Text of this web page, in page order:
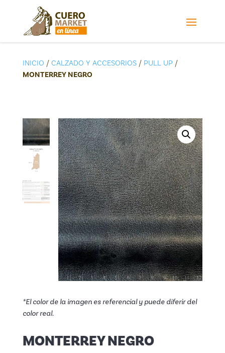
INICIO / CALZADO Y ACCESORIOS/ PULL UP /
MONTERREY NEGRO
*El color de la imagen es referencial y puede diferir del
color real.
MONTERREY NEGRO